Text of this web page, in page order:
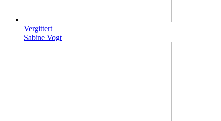
Vergittert
Sabine Vogt